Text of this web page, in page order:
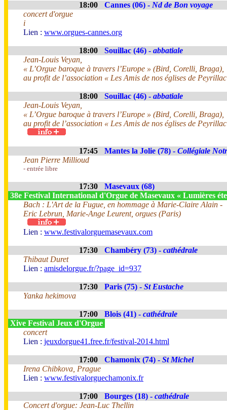
18:00 Cannes (06) - Nd de Bon voyage
concert d'orgue
i
Lien : www.orgues-cannes.org
18:00 Souillac (46) - abbatiale
Jean-Louis Veyan,
« L’Orgue baroque à travers l’Europe » (Bird, Corelli, Braga),
au profit de l’association « Les Amis de nos églises de
18:00 Souillac (46) - abbatiale
Jean-Louis Veyan,
« L’Orgue baroque à travers l’Europe » (Bird, Corelli, Braga),
au profit de l’association « Les Amis de nos églises de
17:45 Mantes la Jolie (78) - Collégiale
Jean Pierre Millioud
- entrée libre
17:30
Masevaux (68)
38e Festival International d'Orgue de Masevaux « Lumières
Bach : L'Art de la Fugue, en hommage à Marie-Claire Alain -
Eric Lebrun, Marie-Ange Leurent, orgues (Paris)
Lien : www.festivalorguemasevaux.com
17:30 Chambéry (73) - cathédrale
Thibaut Duret
Lien : amisdelorgue.fr/?page_id=937
17:30 Paris (75) - St Eustache
Yanka hekimova
17:00 Blois (41) - cathédrale
Xive Festival Jeux d'Orgue
concert
Lien : jeuxdorgue41.free.fr/festival-2014.html
17:00 Chamonix (74) - St Michel
Irena Chibkova, Prague
Lien : www.festivalorguechamonix.fr
17:00 Bourges (18) - cathédrale
Concert d'orgue: Jean-Luc Thellin